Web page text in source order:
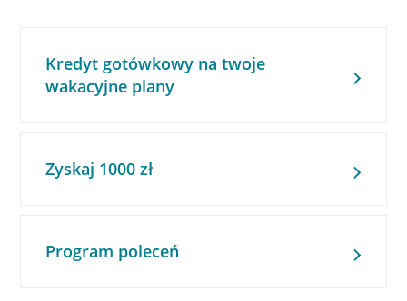
Kredyt gotówkowy na twoje
wakacyjne plany
Zyskaj 1000 zł
Program poleceń